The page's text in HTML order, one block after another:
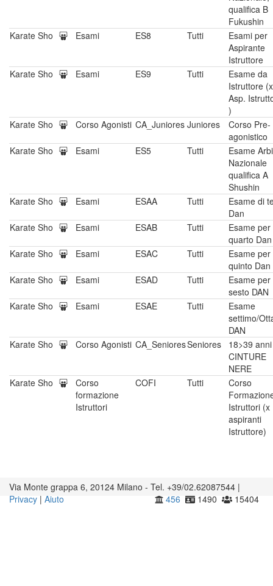
qualifica B
Fukushin
Karate Sho
Esami ES8 Tutti
Esami per
Aspirante
Istruttore
Karate Sho
Esami ES9 Tutti
Esame da
Istruttore (x
Asp.
)
Karate Sho
Corso Agonisti CA_Juniores Juniores
Corso Pre-
agonistico
Karate Sho
Esami ES5 Tutti
Esame
Nazionale
qualifica A
Shushin
Karate Sho
Esami ESAA Tutti
Esame di
Dan
Karate Sho
Esami ESAB Tutti
Esame per
quarto Dan
Karate Sho
Esami ESAC Tutti
Esame per
quinto Dan
Karate Sho
Esami ESAD Tutti
Esame per
sesto DAN
Karate Sho
Esami ESAE Tutti
Esame
settimo/
DAN
Karate Sho
Corso Agonisti CA_SenioresSeniores
18>39 anni
CINTURE
NERE
Karate Sho
Corso
formazione
Istruttori
COFI Tutti
Corso
Istruttori (x
aspiranti
Istruttore)
Via Monte grappa 6, 20124 Milano - Tel. +39/02.62087544 |
Privacy | Aiuto 15404
1490
456